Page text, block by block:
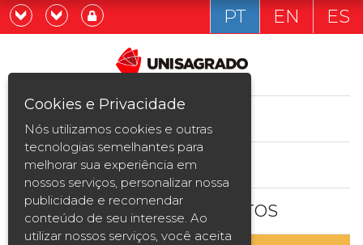
Graduação
Pós-graduação e MBA
Curta Duração
Vestibular
Já sou estudande
Quero ser estudante
PT EN ES
ESTUDE AQUI
BOLSAS E DESCONTOS
Cookies e Privacidade
Nós utilizamos cookies e outras
tecnologias semelhantes para
melhorar sua experiência em
nossos serviços, personalizar nossa
publicidade e recomendar
conteúdo de seu interesse. Ao
utilizar nossos serviços, você aceita